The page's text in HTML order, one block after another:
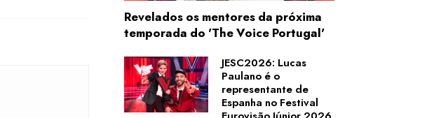
Revelados os mentores da próxima
temporada do 'The Voice Portugal'
JESC2026: Lucas
Paulano é o
representante de
Espanha no Festival